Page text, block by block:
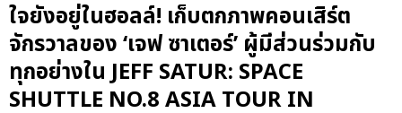
ใจยังอยู่ในฮอลล์! เก็บตกภาพคอนเสิร์ต
จักรวาลของ ‘เจฟ ซาเตอร์’ ผู้มีส่วนร่วมกับ
ทุกอย่างใน JEFF SATUR: SPACE
SHUTTLE NO.8 ASIA TOUR IN